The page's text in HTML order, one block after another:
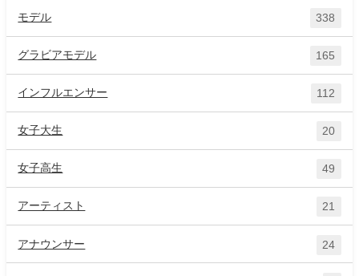
モデル 338
グラビアモデル 165
インフルエンサー 112
女子大生 20
女子高生 49
アーティスト 21
アナウンサー 24